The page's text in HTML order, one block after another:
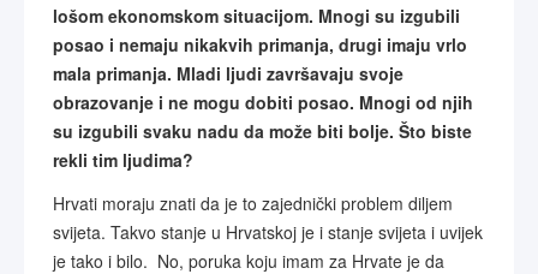
lošom ekonomskom situacijom. Mnogi su izgubili
posao i nemaju nikakvih primanja, drugi imaju vrlo
mala primanja. Mladi ljudi završavaju svoje
obrazovanje i ne mogu dobiti posao. Mnogi od njih
su izgubili svaku nadu da može biti bolje. Što biste
rekli tim ljudima?
Hrvati moraju znati da je to zajednički problem diljem
svijeta. Takvo stanje u Hrvatskoj je i stanje svijeta i uvijek
je tako i bilo. No, poruka koju imam za Hrvate je da